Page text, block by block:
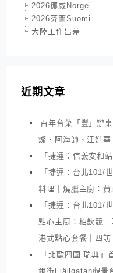
2026挪威Norge
2026芬蘭Suomi
大陸工作出差
近期文章
百年台菜「豐」辦
燦、阿海師、江進華
「捷運：信義安
「捷運：台北101/
料理｜燒臘主廚：
「捷運：台北101/
點心主廚：柏欽競
港式點心套餐｜四訪
「北歐四國-瑞典
爾街Fjällgatan觀景